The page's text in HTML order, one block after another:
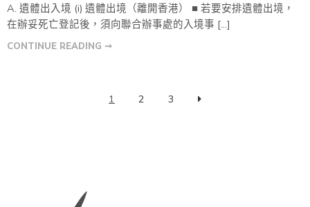
A. 遺體出入境 (i) 遺體出境（離開香港） ■ 若要安排遺體出境，
在辦妥死亡登記後，須向聯合辦事處的入境事 […]
CONTINUE READING ➞
1 2 3